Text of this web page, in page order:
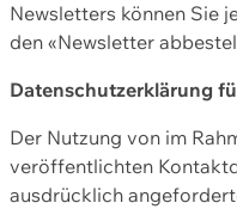
Newsletters können Sie
den «Newsletter
Datenschutzerklärung
Der Nutzung von im
veröffentlichten
ausdrücklich